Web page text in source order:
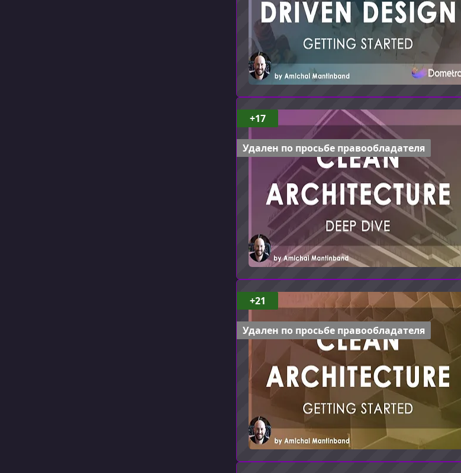
+17
Удален по просьбе правообладателя
+21
Удален по просьбе правообладателя